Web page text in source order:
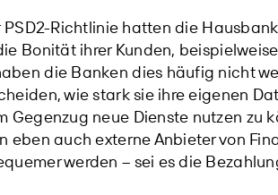
Richtlinie hatten die
Bonität ihrer Kunden,
die Banken dies häufig nicht
wie stark sie ihre eigenen
Gegenzug neue Dienste nutzen zu
eben auch externe Anbieter von
werden – sei es die